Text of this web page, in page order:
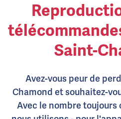
Saint-
Avez-vous peur de
Chamond et souhaitez-
Avec le nombre toujours